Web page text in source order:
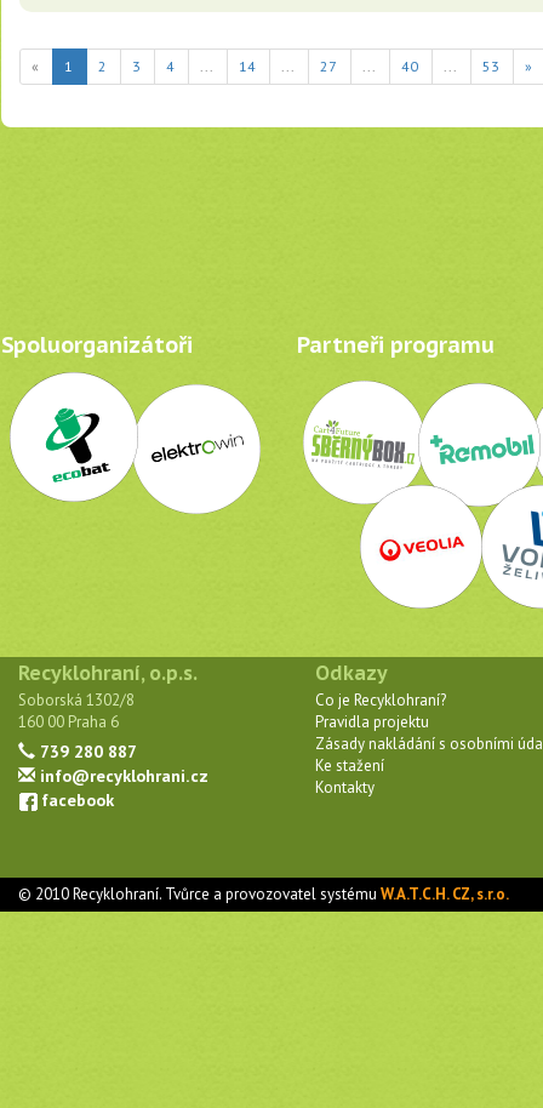
« 1 (current)
2 3 4 ... 14 ... 27 ... 40 ... 53 »
Spoluorganizátoři Partneři programu
Recyklohraní, o.p.s.
Soborská 1302/8
160 00 Praha 6
739 280 887
info@recyklohrani.cz
facebook
Odkazy
Co je Recyklohraní?
Pravidla projektu
Zásady nakládání s osobními
Ke stažení
Kontakty
© 2010 Recyklohraní. Tvůrce a provozovatel systémuW.A.T.C.H. CZ, s.r.o.